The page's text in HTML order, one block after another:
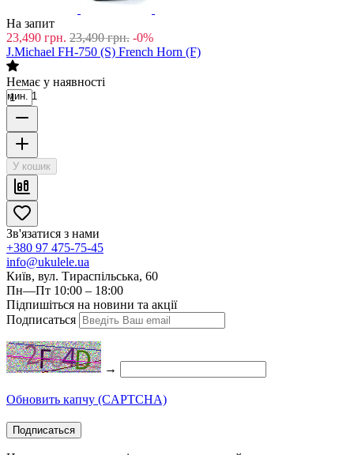
На запит
23,490 грн. 23,490 грн. -0%
J.Michael FH-750 (S) French Horn (F)
Немає у наявності
мин. 1
У кошик
Зв'язатися з нами
+380 97 475-75-45
info@ukulele.ua
Київ, вул. Тираспільська, 60
Пн—Пт 10:00 – 18:00
Підпишіться на новини та акції
Подписаться
→
Обновить капчу (CAPTCHA)
Подписаться